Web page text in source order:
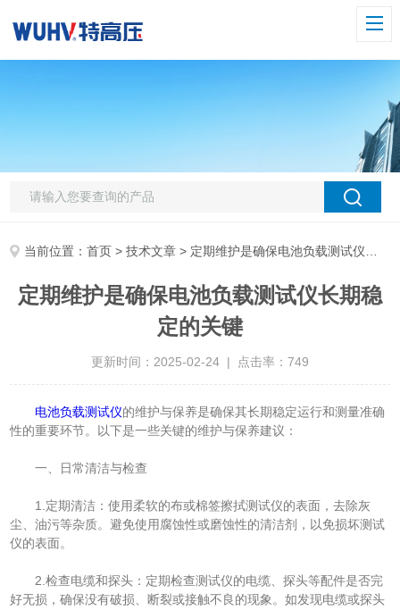
当前位置：首页 >技术文章 > 定期维护是确保电池负载测试仪长期稳定的关键
定期维护是确保电池负载测试仪长期稳
定的关键
更新时间：2025-02-24 | 点击率：749
电池负载测试仪的维护与保养是确保其长期稳定运行和测量准确
性的重要环节。以下是一些关键的维护与保养建议：
一、日常清洁与检查
1.定期清洁：使用柔软的布或棉签擦拭测试仪的表面，去除灰
尘、油污等杂质。避免使用腐蚀性或磨蚀性的清洁剂，以免损坏测试
仪的表面。
2.检查电缆和探头：定期检查测试仪的电缆、探头等配件是否完
好无损，确保没有破损、断裂或接触不良的现象。如发现电缆或探头